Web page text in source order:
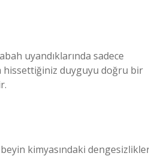
uyandıklarında sadece
hissettiğiniz duyguyu doğru bir
kimyasındaki